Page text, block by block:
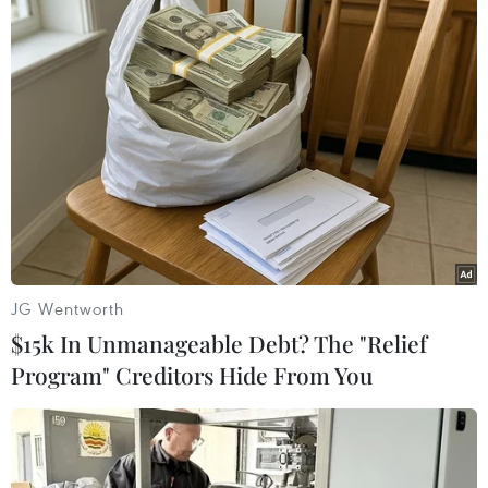
Vietnam Airlines dự kiến lùi giờ
khởi hành các chuyến bay từ Việt
Nam đi Narita (Tokyo) và Nagoya
từ 0 giờ - 0 giờ 25 phút ngày 3/6
sang giờ sáng cùng ngày.
(TTXVN/Vietnam+)
JG Wentworth
$15k In Unmanageable Debt? The "Relief
Program" Creditors Hide From You